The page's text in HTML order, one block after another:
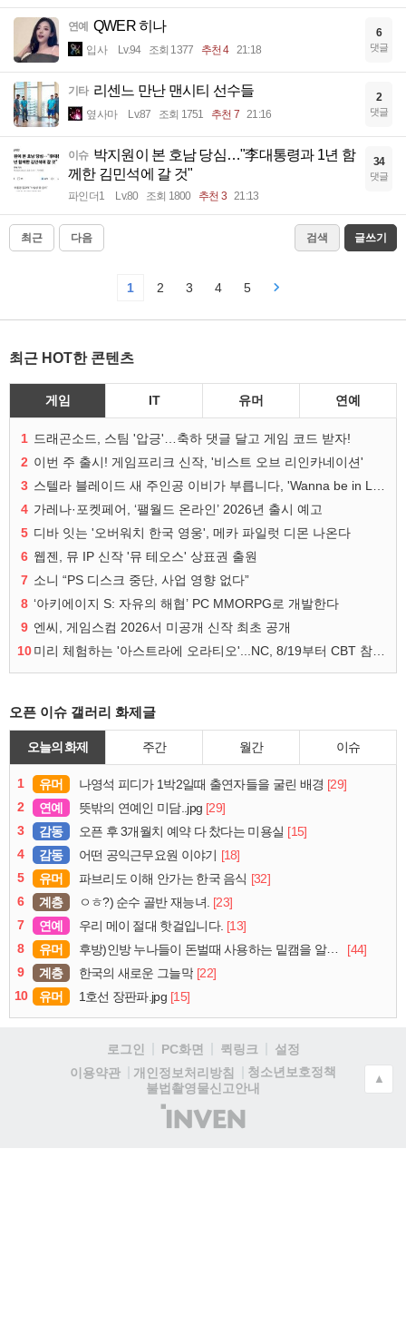
연예 QWER 히나
입사 Lv.94 조회 1377 추천 4 21:18
6
댓글
기타 리센느 만난 맨시티 선수들
옆사마 Lv.87 조회 1751 추천 7 21:16
2
댓글
이슈 박지원이 본 호남 당심…"李대통령과 1년 함
께한 김민석에 갈 것"
파인더1 Lv.80 조회 1800 추천 3 21:13
34
댓글
최근 다음 검색 글쓰기
1 2 3 4 5
최근 HOT한 콘텐츠
게임 IT 유머 연예
1 드래곤소드, 스팀 '압긍'…축하 댓글 달고 게임 코드 받자!
2 이번 주 출시! 게임프리크 신작, '비스트 오브 리인카네이션'
3
4 가레나·포켓페어, ‘팰월드 온라인’ 2026년 출시 예고
5 디바 잇는 '오버워치 한국 영웅', 메카 파일럿 디몬 나온다
6 웹젠, 뮤 IP 신작 '뮤 테오스' 상표권 출원
7 소니 “PS 디스크 중단, 사업 영향 없다”
8 ‘아키에이지 S: 자유의 해협’ PC MMORPG로 개발한다
9 엔씨, 게임스컴 2026서 미공개 신작 최초 공개
10
오픈 이슈 갤러리 화제글
오늘의 화제 주간 월간 이슈
1 유머 나영석 피디가 1박2일때 출연자들을 굴린 배경 [29]
2
연예 뜻밖의 연예인 미담..jpg [29]
3
감동 오픈 후 3개월치 예약 다 찼다는 미용실 [15]
4
감동 어떤 공익근무요원 이야기 [18]
5
유머 파브리도 이해 안가는 한국 음식 [32]
6
계층 ㅇㅎ?) 순수 골반 재능녀. [23]
7
연예 우리 메이 절대 핫걸입니다. [13]
8
유머 후방)인방 누나들이 돈벌때 사용하는 밑캠을 알아보자
[44]
9
계층 한국의 새로운 그늘막 [22]
10
유머 1호선 장판파.jpg [15]
로그인 PC화면 퀵링크
설정
이용약관
개인정보처리방침
청소년보호정책
불법촬영물신고안내
(주)
인
▲